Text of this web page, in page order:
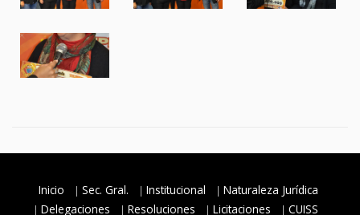
Inicio Sec. Gral. Institucional
Naturaleza Jurídica
Delegaciones
Resoluciones Licitaciones CUISS